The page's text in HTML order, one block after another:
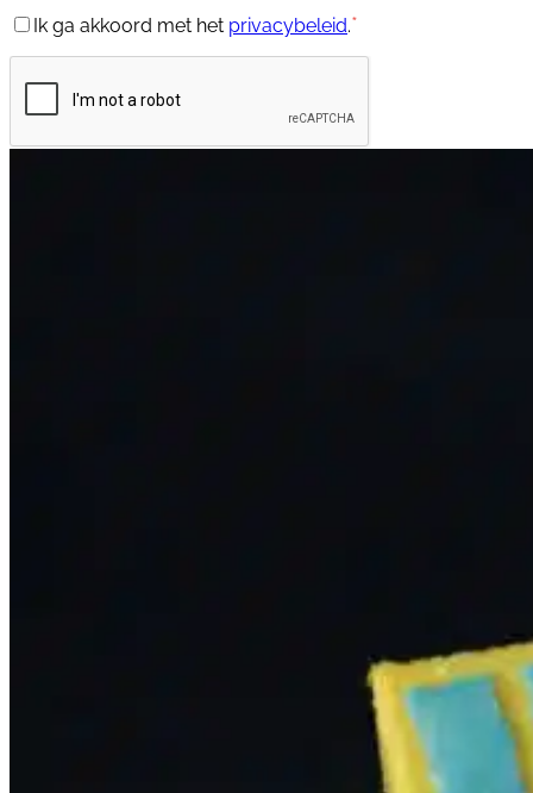
Instemming*
Ik ga akkoord met het privacybeleid.*